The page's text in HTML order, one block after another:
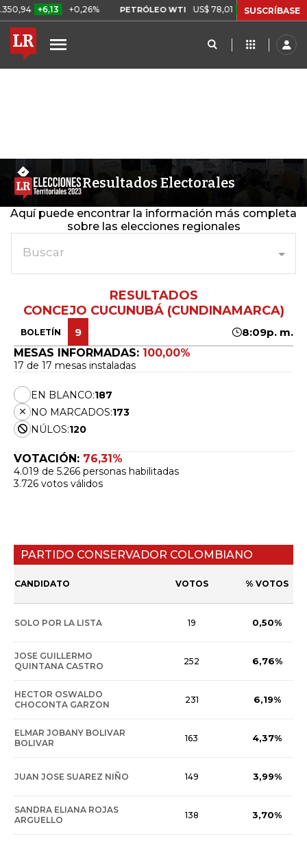
+6,13 +0,26% PETRÓLEO WTI US$ 78,01 US$ 2,92 +3,89%
SUSCRÍBASE
Resultados Electorales
Aquí puede encontrar la información más completa
sobre las elecciones regionales
Buscar
RESULTADOS
CONCEJO CUCUNUBÁ (CUNDINAMARCA)
BOLETÍN 9
8:09p. m.
MESAS INFORMADAS: 100,00%
17 de 17 mesas instaladas
EN BLANCO:187
NO MARCADOS:173
NÚLOS:120
VOTACIÓN: 76,31%
4.019 de 5.266 personas habilitadas
3.726 votos válidos
PARTIDO CONSERVADOR COLOMBIANO
CANDIDATO VOTOS % VOTOS
SOLO POR LA LISTA 19 0,50%
JOSE GUILLERMO
QUINTANA CASTRO
252 6,76%
HECTOR OSWALDO
CHOCONTA GARZON
231 6,19%
ELMAR JOBANY BOLIVAR
BOLIVAR
163 4,37%
JUAN JOSE SUAREZ NIÑO 149 3,99%
SANDRA ELIANA ROJAS
ARGUELLO
138 3,70%